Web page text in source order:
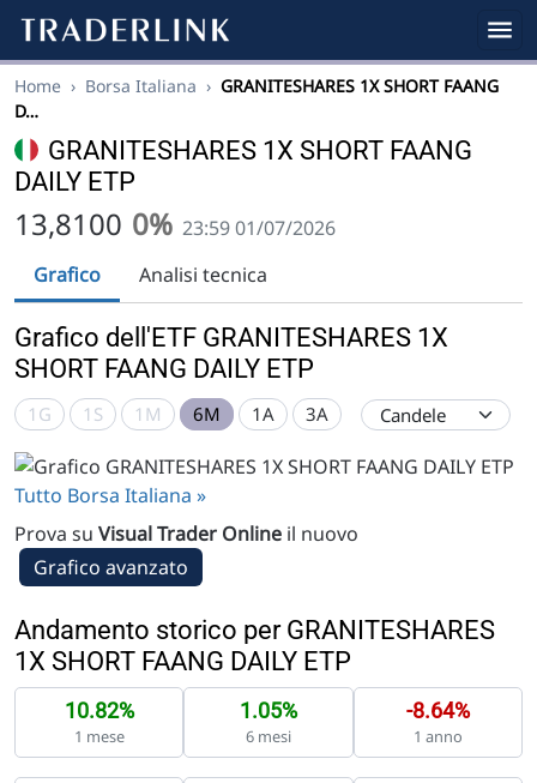
Home › Borsa Italiana › GRANITESHARES 1X SHORT FAANG
D…
GRANITESHARES 1X SHORT FAANG
DAILY ETP
13,8100 0% 23:59 01/07/2026
Grafico
Analisi tecnica
Grafico dell'ETF GRANITESHARES 1X
SHORT FAANG DAILY ETP
1G 1S 1M 6M 1A 3A
Tutto Borsa Italiana »
Prova su Visual Trader Online il nuovo
Grafico avanzato
Andamento storico per GRANITESHARES
1X SHORT FAANG DAILY ETP
10.82%
1 mese
1.05%
6 mesi
-8.64%
1 anno